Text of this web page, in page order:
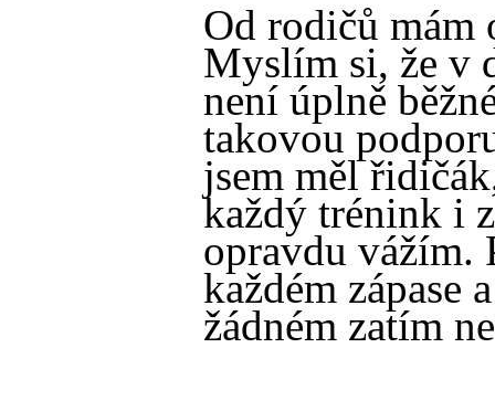
Od rodičů mám
Myslím si, že v
není úplně
takovou
jsem měl
každý trénink i
opravdu vážím.
každém zápase
žádném zatím